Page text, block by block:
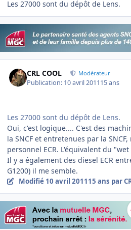
Les 27000 sont du dépôt de Lens.
CRL COOL Modérateur
Publication: 10 avril 201115 ans
Les 27000 sont du dépôt de Lens.
Oui, c'est logique.... C'est des
la SNCF et entretenues par la
personnel ECR. L'équivalent du
Il y a également des diesel ECR
G1200) il me semble.
Modifié 10 avril 201115 ans par